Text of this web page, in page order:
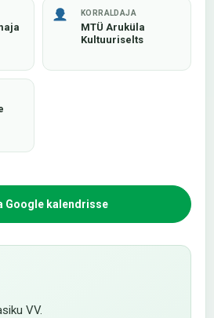
KORRALDAJA
MTÜ Aruküla
Kultuuriselts
Google kalendrisse
VV.